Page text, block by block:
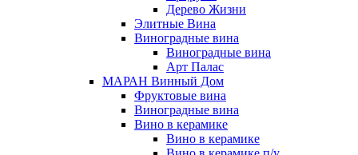
Дерево Жизни
Элитные Вина
Виноградные вина
Виноградные вина
Арт Палас
МАРАН Винный Дом
Фруктовые вина
Виноградные вина
Вино в керамике
Вино в керамике